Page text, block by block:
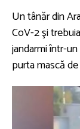
Un tânăr din
CoV-2 şi
jandarmi într-
purta mască